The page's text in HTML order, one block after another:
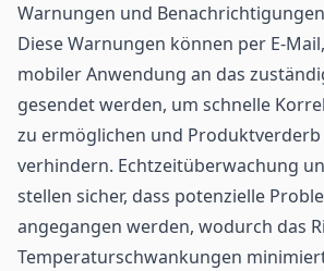
Warnungen und
Diese Warnungen können per E-
mobiler Anwendung an das
gesendet werden, um schnelle
zu ermöglichen und Produktverderb
verhindern. Echtzeitüberwachung
stellen sicher, dass potenzielle
angegangen werden, wodurch das
Temperaturschwankungen